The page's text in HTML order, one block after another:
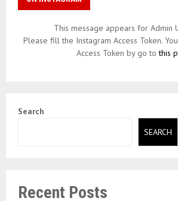
This message appears for Admin
Please fill the Instagram Access Token.
Access Token by go tothis
Search
SEARCH
Recent Posts